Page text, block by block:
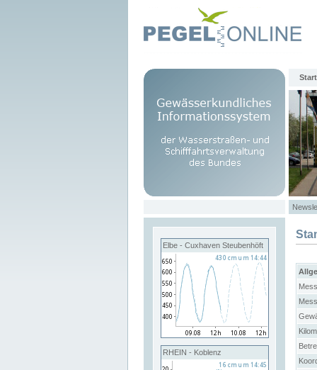
Start
Elbe - Cuxhaven Steubenhöft
RHEIN - Koblenz